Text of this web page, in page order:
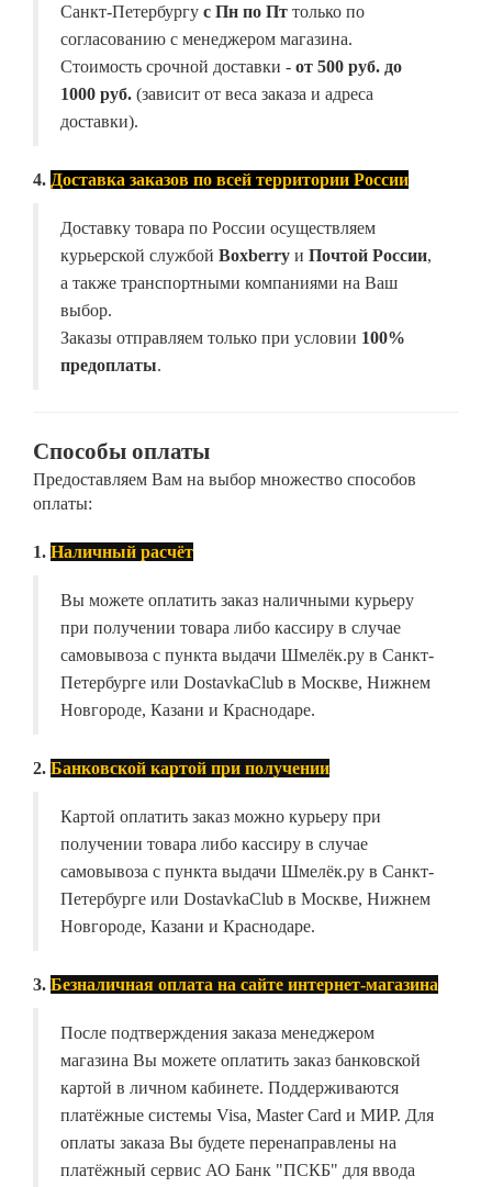
Санкт-Петербургу с Пн по Пт только по
согласованию с менеджером магазина.
Стоимость срочной доставки - от 500 руб. до
1000 руб. (зависит от веса заказа и адреса
доставки).
4. Доставка заказов по всей территории России
Доставку товара по России осуществляем
курьерской службой Boxberry и Почтой России,
а также транспортными компаниями на Ваш
выбор.
Заказы отправляем только при условии 100%
предоплаты.
Способы оплаты
Предоставляем Вам на выбор множество способов
оплаты:
1. Наличный расчёт
Вы можете оплатить заказ наличными курьеру
при получении товара либо кассиру в случае
самовывоза с пункта выдачи Шмелёк.ру в Санкт-
Петербурге или DostavkaClub в Москве, Нижнем
Новгороде, Казани и Краснодаре.
2. Банковской картой при получении
Картой оплатить заказ можно курьеру при
получении товара либо кассиру в случае
самовывоза с пункта выдачи Шмелёк.ру в Санкт-
Петербурге или DostavkaClub в Москве, Нижнем
Новгороде, Казани и Краснодаре.
3. Безналичная оплата на сайте интернет-магазина
После подтверждения заказа менеджером
магазина Вы можете оплатить заказ банковской
картой в личном кабинете. Поддерживаются
платёжные системы Visa, Master Card и МИР. Для
оплаты заказа Вы будете перенаправлены на
платёжный сервис АО Банк "ПСКБ" для ввода